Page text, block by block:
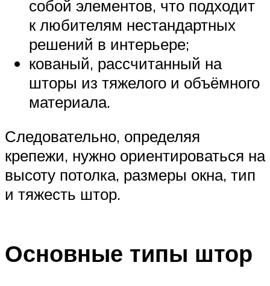
собой элементов, что подходит
к любителям нестандартных
решений в интерьере;
кованый, рассчитанный на
шторы из тяжелого и объёмного
материала.
Следовательно, определяя
крепежи, нужно ориентироваться на
высоту потолка, размеры окна, тип
и тяжесть штор.
Основные типы штор